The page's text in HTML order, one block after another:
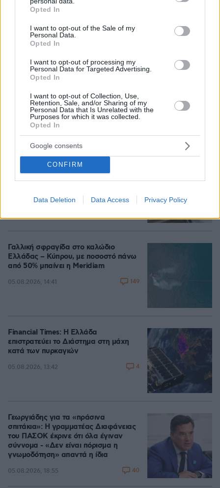
grant or deny consent to Google and its third-party tags to
use your data for below specified purposes in below Google
consent section.
Opted In
I want to opt-out of the Sale of my
Personal Data.
Opted In
I want to opt-out of processing my
Personal Data for Targeted Advertising.
Opted In
I want to opt-out of Collection, Use,
Retention, Sale, and/or Sharing of my
Personal Data that Is Unrelated with the
Purposes for which it was collected.
Opted In
Google consents
CONFIRM
Data Deletion Data Access Privacy Policy
Η Καμίλα Καμπέγιο ανέβασε νέες φωτογραφίες
από τις διακοπές της στην Ελλάδα
05.08.2026, 08:25
Φτάνει αύριο στην Ελλάδα η 46χρονη
που κατηγορείται για τη Marfin - Πάει
στον εισαγγελέα την Παρασκευή
05.08.2026, 19:01 26
Γαλλική σφραγίδα στο καλώδιο
Ελλάδας – Κύπρου, με ποσοστό πάνω
από 50% μπαίνει η Meridiam
05.08.2026, 14:41 149
Financial Times: Η Ελλάδα
επιστρατεύει το Διάστημα στη μάχη
κατά των πυρκαγιών
05.08.2026, 13:42 4
Γεωργιάδης για τα «πράσινα
σπιτάκια»: Η γραμματέας Διαφάνειας
του ΠΑΣΟΚ έκρινε ότι όλα έγιναν
σύννομα - «Δεν είναι πόρισμα η
γνωμοδότηση» απαντά η ίδια
05.08.2026, 18:55 40